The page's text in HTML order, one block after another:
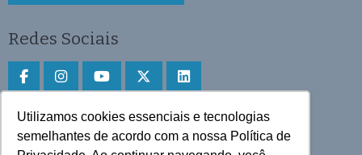
Utilizamos cookies essenciais e tecnologias
semelhantes de acordo com a nossa Política de
Redes Sociais
Faça download do aplicativo